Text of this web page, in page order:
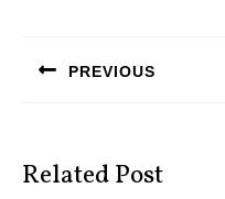
записям
PREVIOUS
Related Post